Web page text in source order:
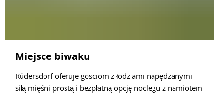
Miejsce biwaku
Rüdersdorf oferuje gościom z łodziami napędzanymi
siłą mięśni prostą i bezpłatną opcję noclegu z namiotem